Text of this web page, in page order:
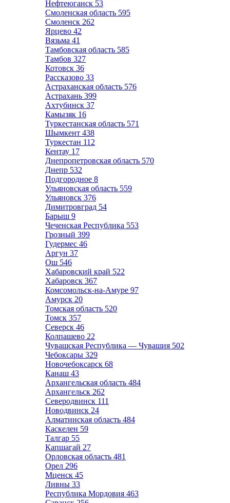
Нефтеюганск 53
Смоленская область 595
Смоленск 262
Ярцево 42
Вязьма 41
Тамбовская область 585
Тамбов 327
Котовск 36
Рассказово 33
Астраханская область 576
Астрахань 399
Ахтубинск 37
Камызяк 16
Туркестанская область 571
Шымкент 438
Туркестан 112
Кентау 17
Днепропетровская область 570
Днепр 532
Подгородное 8
Ульяновская область 559
Ульяновск 376
Димитровград 54
Барыш 9
Чеченская Республика 553
Грозный 399
Гудермес 46
Аргун 37
Ош 546
Хабаровский край 522
Хабаровск 367
Комсомольск-на-Амуре 97
Амурск 20
Томская область 520
Томск 357
Северск 46
Колпашево 22
Чувашская Республика — Чувашия 502
Чебоксары 329
Новочебоксарск 68
Канаш 43
Архангельская область 484
Архангельск 262
Северодвинск 111
Новодвинск 24
Алматинская область 484
Каскелен 59
Талгар 55
Капшагай 27
Орловская область 481
Орел 296
Мценск 45
Ливны 33
Республика Мордовия 463